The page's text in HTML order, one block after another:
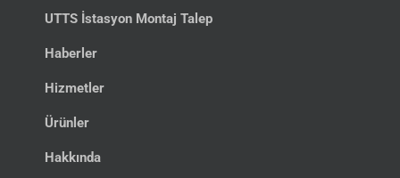
UTTS İstasyon Montaj Talep
Haberler
Hizmetler
Ürünler
Hakkında